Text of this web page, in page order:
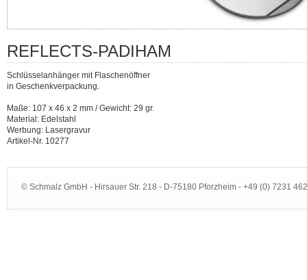
REFLECTS-PADIHAM
Schlüsselanhänger mit Flaschenöffner
in Geschenkverpackung.
Maße: 107 x 46 x 2 mm / Gewicht: 29 gr.
Material: Edelstahl
Werbung: Lasergravur
Artikel-Nr. 10277
© Schmalz GmbH - Hirsauer Str. 218 - D-75180 Pforzheim - +49 (0) 7231